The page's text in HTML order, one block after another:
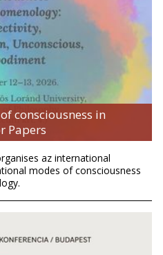
consciousness in
Papers
az international
modes of consciousness